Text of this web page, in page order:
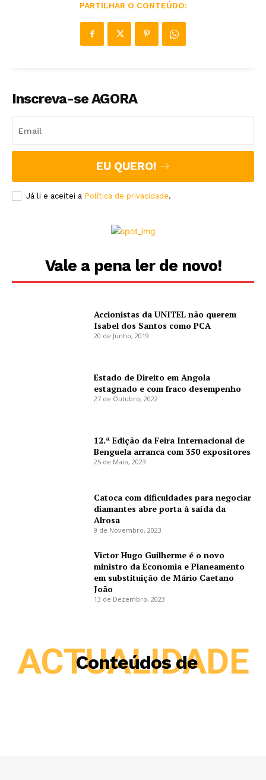
PARTILHAR O CONTEÚDO:
Inscreva-se AGORA
EU QUERO!
Já li e aceitei a Política de privacidade.
Vale a pena ler de novo!
Accionistas da UNITEL não querem
Isabel dos Santos como PCA
20 de Junho, 2019
Estado de Direito em Angola
estagnado e com fraco desempenho
27 de Outubro, 2022
12.ª Edição da Feira Internacional de
Benguela arranca com 350 expositores
25 de Maio, 2023
Catoca com dificuldades para negociar
diamantes abre porta à saída da
Alrosa
9 de Novembro, 2023
Victor Hugo Guilherme é o novo
ministro da Economia e Planeamento
em substituição de Mário Caetano
João
13 de Dezembro, 2023
Conteúdos de
ACTUALIDADE